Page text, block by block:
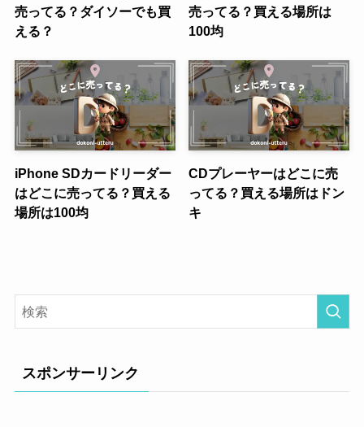
売ってる？ダイソーでも買
える？
売ってる？買える場所は
100均
iPhone SDカードリーダー
はどこに売ってる？買える
場所は100均
CDプレーヤーはどこに売
ってる？買える場所はドン
キ
スポンサーリンク